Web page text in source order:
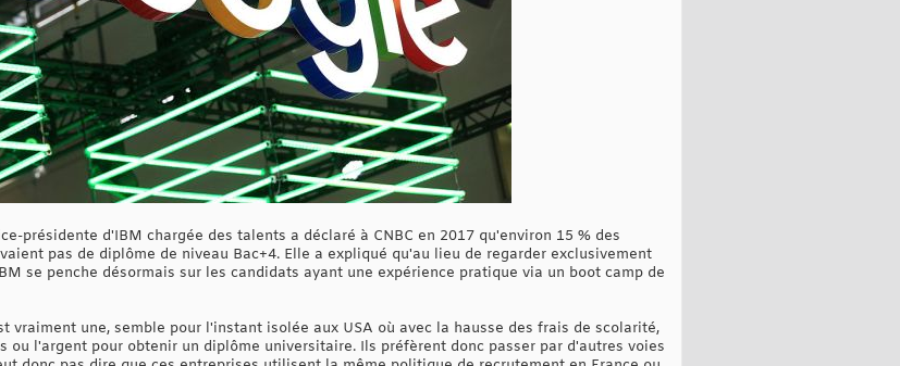
présidente d'IBM chargée des talents a déclaré à CNBC en 2017 qu'environ 15 % des
pas de diplôme de niveau Bac+4. Elle a expliqué qu'au lieu de regarder exclusivement
se penche désormais sur les candidats ayant une expérience pratique via un boot camp de
vraiment une, semble pour l'instant isolée aux USA où avec la hausse des frais de scolarité,
ou l'argent pour obtenir un diplôme universitaire. Ils préfèrent donc passer par d'autres voies